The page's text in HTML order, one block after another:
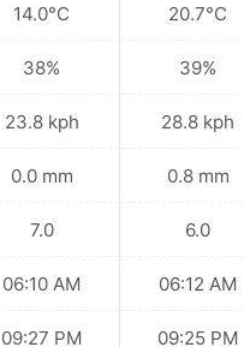
14.0°C
38%
23.8 kph
0.0 mm
7.0
06:10 AM
09:27 PM
20.7°C
39%
28.8 kph
0.8 mm
6.0
06:12 AM
09:25 PM